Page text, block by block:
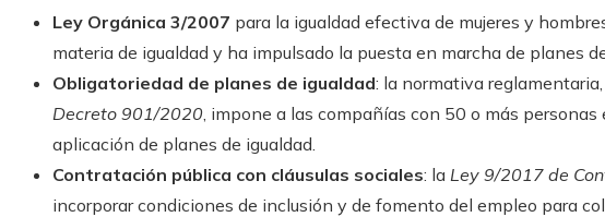
Ley Orgánica 3/2007 para la igualdad efectiva de mujeres y
materia de igualdad y ha impulsado la puesta en marcha de planes
Obligatoriedad de planes de igualdad: la normativa
Decreto 901/2020, impone a las compañías con 50 o más
aplicación de planes de igualdad.
Contratación pública con cláusulas sociales: la Ley 9/2017 de
incorporar condiciones de inclusión y de fomento del empleo para